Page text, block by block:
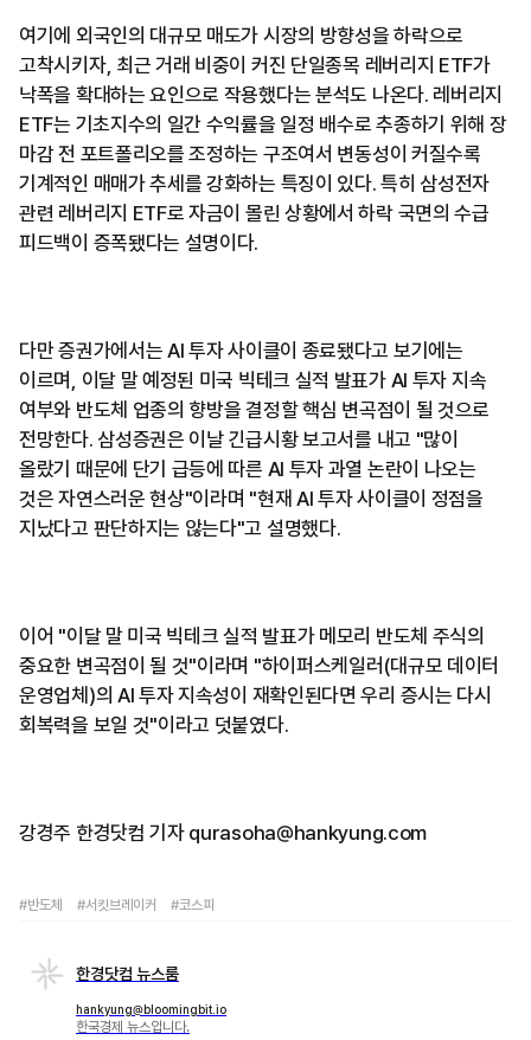
여기에 외국인의 대규모 매도가 시장의 방향성을 하락으로
고착시키자, 최근 거래 비중이 커진 단일종목 레버리지 ETF가
낙폭을 확대하는 요인으로 작용했다는 분석도 나온다. 레버리지
ETF는 기초지수의 일간 수익률을 일정 배수로 추종하기 위해 장
마감 전 포트폴리오를 조정하는 구조여서 변동성이 커질수록
기계적인 매매가 추세를 강화하는 특징이 있다. 특히 삼성전자
관련 레버리지 ETF로 자금이 몰린 상황에서 하락 국면의 수급
피드백이 증폭됐다는 설명이다.
다만 증권가에서는 AI 투자 사이클이 종료됐다고 보기에는
이르며, 이달 말 예정된 미국 빅테크 실적 발표가 AI 투자 지속
여부와 반도체 업종의 향방을 결정할 핵심 변곡점이 될 것으로
전망한다. 삼성증권은 이날 긴급시황 보고서를 내고 "많이
올랐기 때문에 단기 급등에 따른 AI 투자 과열 논란이 나오는
것은 자연스러운 현상"이라며 "현재 AI 투자 사이클이 정점을
지났다고 판단하지는 않는다"고 설명했다.
이어 "이달 말 미국 빅테크 실적 발표가 메모리 반도체 주식의
중요한 변곡점이 될 것"이라며 "하이퍼스케일러(대규모 데이터
운영업체)의 AI 투자 지속성이 재확인된다면 우리 증시는 다시
회복력을 보일 것"이라고 덧붙였다.
강경주 한경닷컴 기자 qurasoha@hankyung.com
#반도체 #서킷브레이커 #코스피
한경닷컴 뉴스룸
hankyung@bloomingbit.io
한국경제 뉴스입니다.